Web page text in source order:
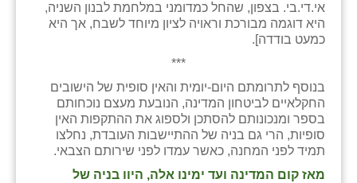
אי.די.בי. בצפון, שהחל כמדומני במלחמת לבנון השניה,
היא דוגמה מבורכת וראויה לציון מיוחד לשבח, אך היא
כמעט בודדה].
***
בנוסף לתרומתם היום-יומית והאין סופית של הישובים
החקלאיים לביטחון המדינה, הנובעת מעצם נוכחותם
בספר ומנכונותם להסתכן ולספוג את ההתקפות האין
סופיות, הרי גם בניה של ההתיישבות העובדת, נחלצו
תמיד לפני המחנה, כאשר עמדו לפני שירותם הצבאי.
מאז קום המדינה ועד ימינו אלה, היוו בניה של